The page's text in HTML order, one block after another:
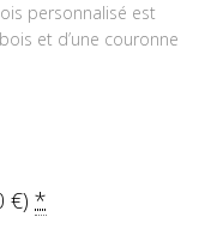
personnalisé est
et d’une couronne
€)*